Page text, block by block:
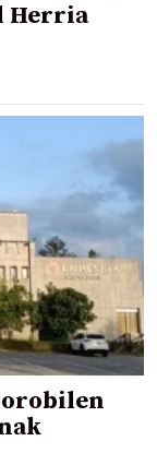
Herria